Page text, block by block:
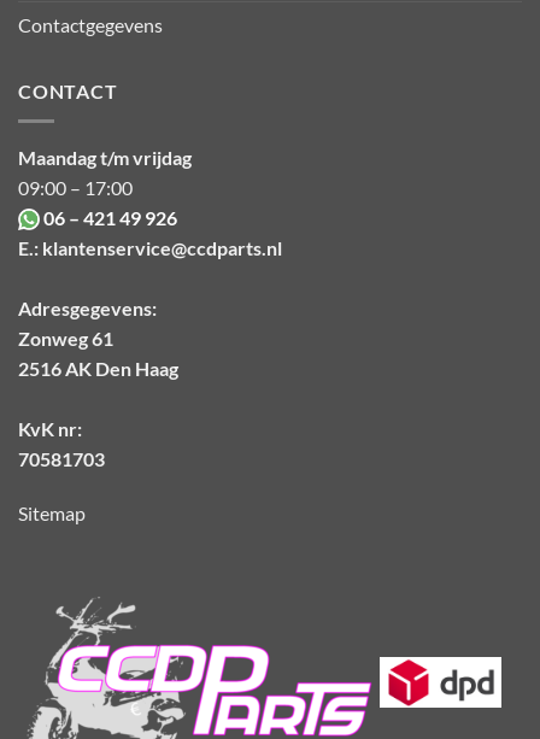
Contactgegevens
CONTACT
Maandag t/m vrijdag
09:00 – 17:00
06 – 421 49 926
E.: klantenservice@ccdparts.nl
Adresgegevens:
Zonweg 61
2516 AK Den Haag
KvK nr:
70581703
Sitemap